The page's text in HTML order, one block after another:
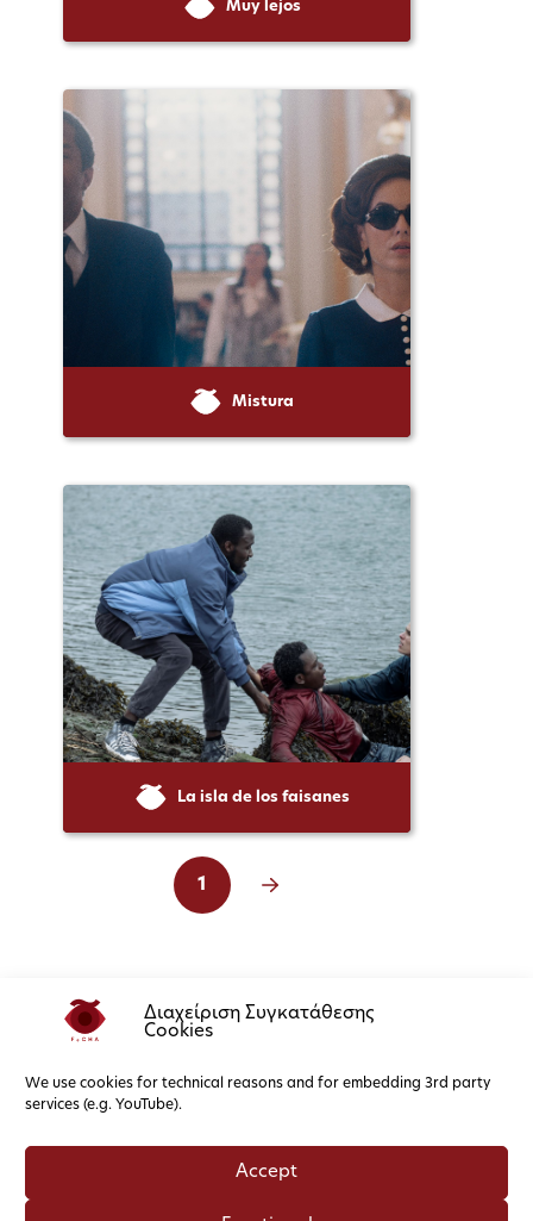
Διαχείριση Συγκατάθεσης
Cookies
We use cookies for technical reasons and for embedding 3rd party
services (e.g. YouTube).
Accept
Muy lejos
Mistura
La isla de los faisanes
1 Next